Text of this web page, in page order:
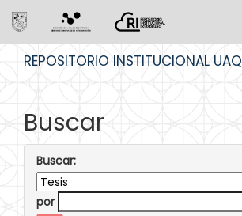
REPOSITORIO INSTITUCIONAL UAQ
Buscar
Buscar:
por